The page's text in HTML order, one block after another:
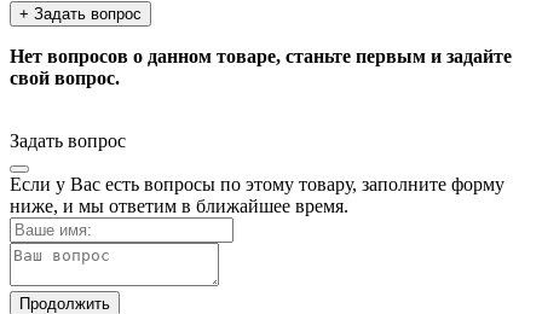
+ Задать вопрос
Нет вопросов о данном товаре, станьте первым и задайте
свой вопрос.
Задать вопрос
Если у Вас есть вопросы по этому товару, заполните форму
ниже, и мы ответим в ближайшее время.
Продолжить